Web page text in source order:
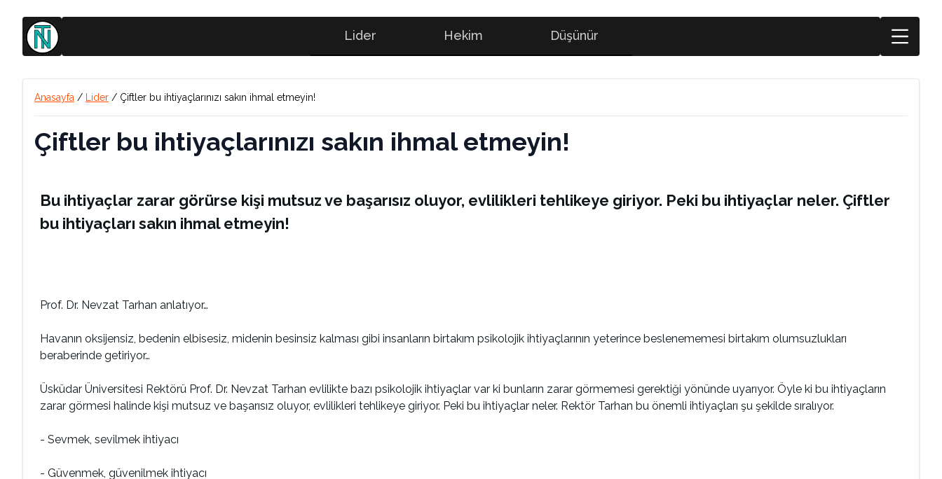
Lider Hekim Düşünür
Anasayfa / Lider / Çiftler bu ihtiyaçlarınızı sakın ihmal etmeyin!
Çiftler bu ihtiyaçlarınızı sakın ihmal etmeyin!
Bu ihtiyaçlar zarar görürse kişi mutsuz ve başarısız oluyor, evlilikleri tehlikeye giriyor. Peki bu ihtiyaçlar neler. Çiftler
bu ihtiyaçları sakın ihmal etmeyin!
Prof. Dr. Nevzat Tarhan anlatıyor…
Havanın oksijensiz, bedenin elbisesiz, midenin besinsiz kalması gibi insanların birtakım psikolojik ihtiyaçlarının yeterince beslenememesi birtakım olumsuzlukları
beraberinde getiriyor…
Üsküdar Üniversitesi Rektörü Prof. Dr. Nevzat Tarhan evlilikte bazı psikolojik ihtiyaçlar var ki bunların zarar görmemesi gerektiği yönünde uyarıyor. Öyle ki bu ihtiyaçların
zarar görmesi halinde kişi mutsuz ve başarısız oluyor, evlilikleri tehlikeye giriyor. Peki bu ihtiyaçlar neler. Rektör Tarhan bu önemli ihtiyaçları şu şekilde sıralıyor.
- Sevmek, sevilmek ihtiyacı
- Güvenmek, güvenilmek ihtiyacı